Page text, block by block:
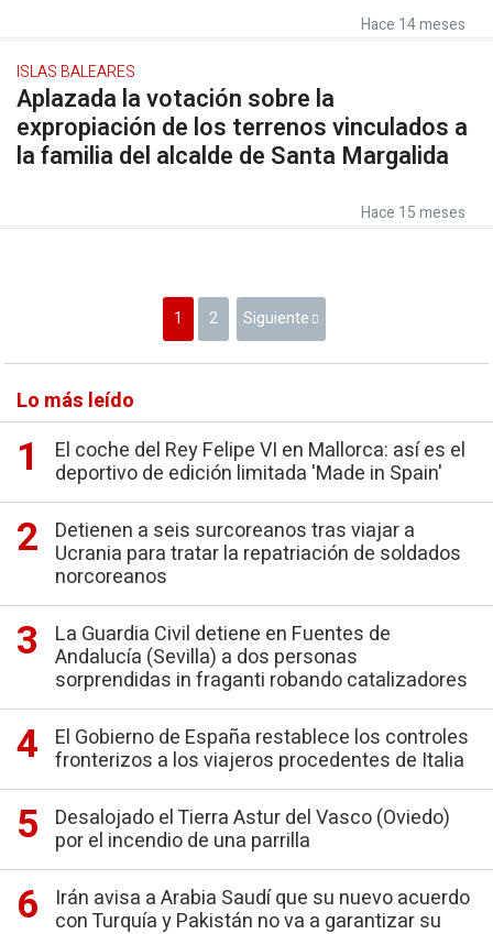
Hace 14 meses
ISLAS BALEARES
Aplazada la votación sobre la
expropiación de los terrenos vinculados a
la familia del alcalde de Santa Margalida
Hace 15 meses
1 2 Siguiente
Lo más leído
El coche del Rey Felipe VI en Mallorca: así es el
deportivo de edición limitada 'Made in Spain'
Detienen a seis surcoreanos tras viajar a
Ucrania para tratar la repatriación de soldados
norcoreanos
La Guardia Civil detiene en Fuentes de
Andalucía (Sevilla) a dos personas
sorprendidas in fraganti robando catalizadores
El Gobierno de España restablece los controles
fronterizos a los viajeros procedentes de Italia
Desalojado el Tierra Astur del Vasco (Oviedo)
por el incendio de una parrilla
Irán avisa a Arabia Saudí que su nuevo acuerdo
con Turquía y Pakistán no va a garantizar su